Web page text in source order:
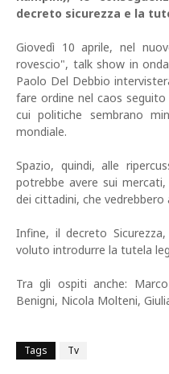
decreto sicurezza e la
Giovedì 10 aprile, nel
rovescio", talk show in
Paolo Del Debbio
fare ordine nel caos
cui politiche sembrano
mondiale.
Spazio, quindi, alle
potrebbe avere sui mercati,
dei cittadini, che vedrebbero
Infine, il decreto
voluto introdurre la tutela
Tra gli ospiti anche:
Benigni, Nicola Molteni,
Tags Tv